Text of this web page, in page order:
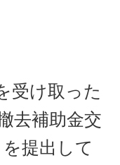
受け取った
去補助金交
提出して